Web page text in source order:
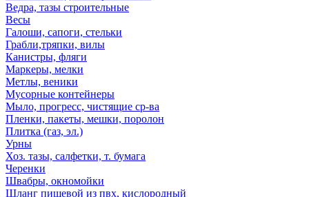
Ведра, тазы строительные
Весы
Галоши, сапоги, стельки
Грабли,тряпки, вилы
Канистры, фляги
Маркеры, мелки
Метлы, веники
Мусорные контейнеры
Мыло, прогресс, чистящие ср-ва
Пленки, пакеты, мешки, поролон
Плитка (газ, эл.)
Урны
Хоз. тазы, салфетки, т. бумага
Черенки
Швабры, окномойки
Шланг пищевой из пвх, кислородный